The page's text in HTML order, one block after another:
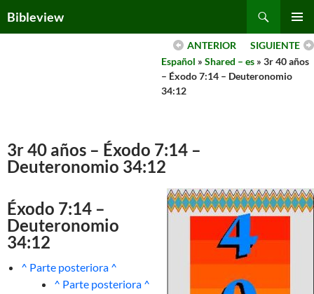
toBibleview
MENU
SIGUIENTE
ANTERIOR
Español » Shared – es » 3r 40 años
– Éxodo 7:14 – Deuteronomio
34:12
3r 40 años – Éxodo 7:14 –
Deuteronomio 34:12
Éxodo 7:14 –
Deuteronomio
34:12
^ Parte posteriora ^
^ Parte posteriora ^